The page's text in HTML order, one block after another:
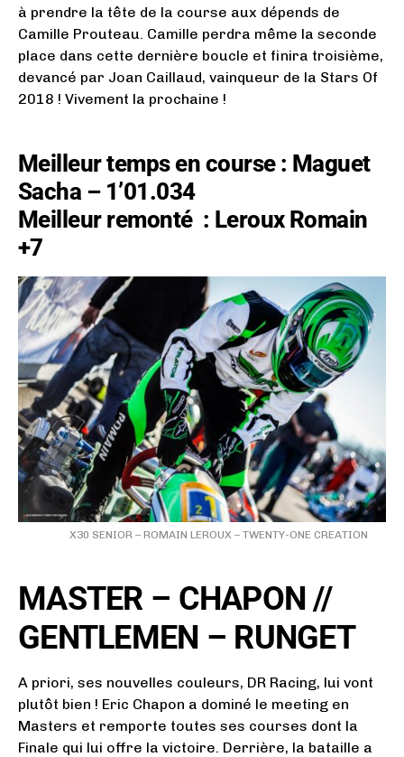
à prendre la tête de la course aux dépends de
Camille Prouteau. Camille perdra même la seconde
place dans cette dernière boucle et finira troisième,
devancé par Joan Caillaud, vainqueur de la Stars Of
2018 ! Vivement la prochaine !
Meilleur temps en course : Maguet
Sacha – 1’01.034
Meilleur remonté : Leroux Romain
+7
X30 SENIOR – ROMAIN LEROUX – TWENTY-ONE CREATION
MASTER – CHAPON //
GENTLEMEN – RUNGET
A priori, ses nouvelles couleurs, DR Racing, lui vont
plutôt bien ! Eric Chapon a dominé le meeting en
Masters et remporte toutes ses courses dont la
Finale qui lui offre la victoire. Derrière, la bataille a